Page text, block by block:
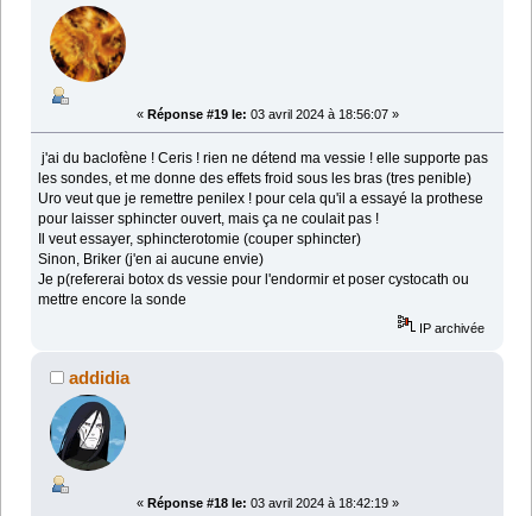
« Réponse #19 le: 03 avril 2024 à 18:56:07 »
j'ai du baclofène ! Ceris ! rien ne détend ma vessie ! elle supporte pas
les sondes, et me donne des effets froid sous les bras (tres penible)
Uro veut que je remettre penilex ! pour cela qu'il a essayé la prothese
pour laisser sphincter ouvert, mais ça ne coulait pas !
Il veut essayer, sphincterotomie (couper sphincter)
Sinon, Briker (j'en ai aucune envie)
Je p(refererai botox ds vessie pour l'endormir et poser cystocath ou
mettre encore la sonde
IP archivée
addidia
« Réponse #18 le: 03 avril 2024 à 18:42:19 »